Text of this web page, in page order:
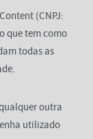
(CNPJ:
que tem como
todas as
outra
utilizado